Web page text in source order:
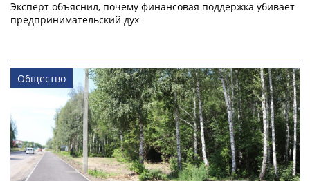
Эксперт объяснил, почему финансовая поддержка убивает
предпринимательский дух
Общество